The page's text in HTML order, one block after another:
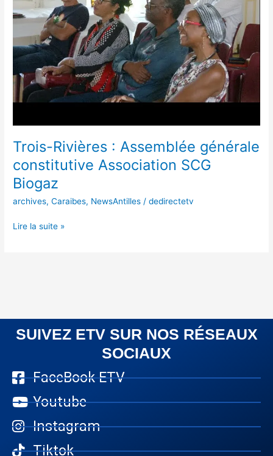
Trois-Rivières : Assemblée générale
constitutive Association SCG
Biogaz
archives,Caraibes, NewsAntilles /dedirectetv
constitutive
Association
SCG
Biogaz
Lire la suite »
SUIVEZ ETV SUR NOS RÉSEAUX
SOCIAUX
FaceBook ETV
Youtube
Instagram
Tiktok